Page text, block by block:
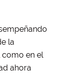
la
como en el
ahora